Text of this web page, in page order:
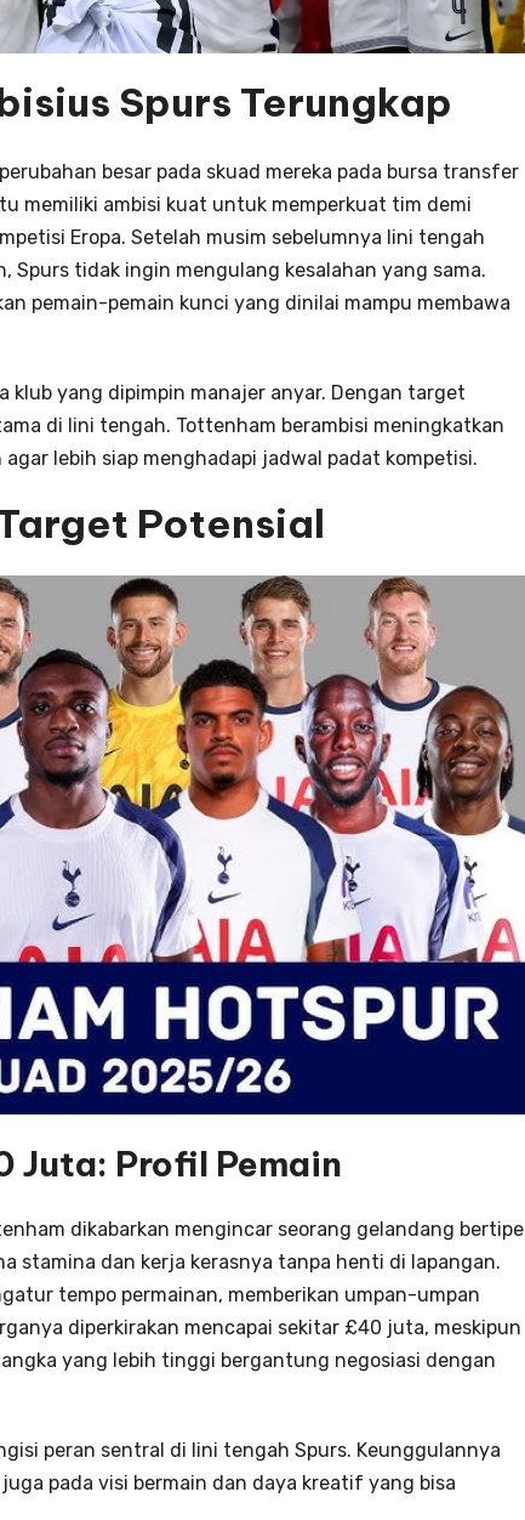
Spurs Terungkap
besar pada skuad mereka pada bursa transfer
memiliki ambisi kuat untuk memperkuat tim demi
Eropa. Setelah musim sebelumnya lini tengah
Spurs tidak ingin mengulang kesalahan yang sama.
pemain-pemain kunci yang dinilai mampu membawa
klub yang dipimpin manajer anyar. Dengan target
di lini tengah. Tottenham berambisi meningkatkan
lebih siap menghadapi jadwal padat kompetisi.
Potensial
Juta: Profil Pemain
dikabarkan mengincar seorang gelandang bertipe
stamina dan kerja kerasnya tanpa henti di lapangan.
tempo permainan, memberikan umpan-umpan
diperkirakan mencapai sekitar £40 juta, meskipun
yang lebih tinggi bergantung negosiasi dengan
peran sentral di lini tengah Spurs. Keunggulannya
pada visi bermain dan daya kreatif yang bisa